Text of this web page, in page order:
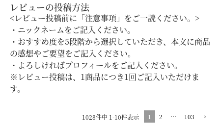
レビューの投稿方法
<レビュー投稿前に「注意事項」をご一読ください。>
・ニックネームをご記入ください。
・おすすめ度を5段階から選択していただき、本文に商品
の感想やご要望をご記入ください。
・よろしければプロフィールをご記入ください。
※レビュー投稿は、1商品につき1回ご記入いただけま
す。
1028件中 1-10件表示 1 2 … 103